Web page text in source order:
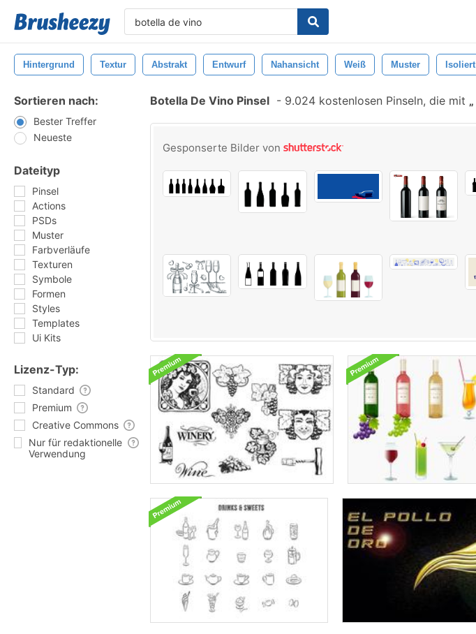
Hintergrund Textur Abstrakt Entwurf Nahansicht Weiß Muster Isoliert
Sortieren nach:
Bester Treffer
Neueste
Dateityp
Pinsel
Actions
PSDs
Muster
Farbverläufe
Texturen
Symbole
Formen
Styles
Templates
Ui Kits
Lizenz-Typ:
Standard
Premium
Creative Commons
Nur für redaktionelle
Verwendung
Botella De Vino Pinsel - 9.024 kostenlosen Pinseln, die mit
Gesponserte Bilder von